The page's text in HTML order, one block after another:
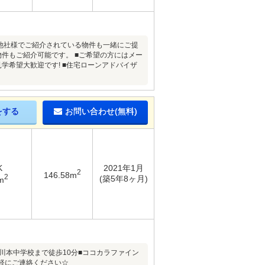
様でご紹介されている物件も一緒にご提
もご紹介可能です。 ■ご希望の方にはメー
希望大歓迎です! ■住宅ローンアドバイザ
する お問い合わせ(無料)
2 146.58m2
2021年1月
(築5年8ヶ月)
本中学校まで徒歩10分■ココカラファイン
にご連絡ください☆